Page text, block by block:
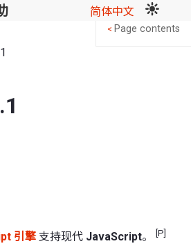
简体中文
引擎支持现代 JavaScript。 [P]
< Page contents